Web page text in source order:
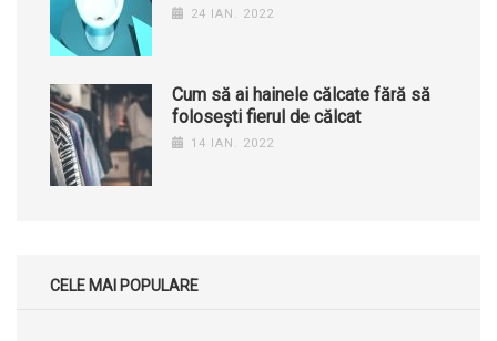
24 IAN. 2022
Cum să ai hainele călcate fără să
folosești fierul de călcat
14 IAN. 2022
CELE MAI POPULARE